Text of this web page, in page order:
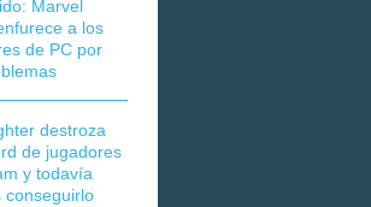
Marvel
a los
de PC por
destroza
de jugadores
y todavía
conseguirlo